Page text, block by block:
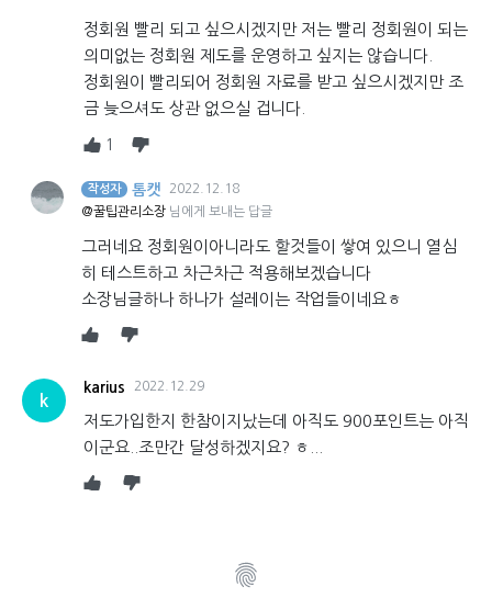
정회원 빨리 되고 싶으시겠지만 저는 빨리 정회원이 되는
의미없는 정회원 제도를 운영하고 싶지는 않습니다.
정회원이 빨리되어 정회원 자료를 받고 싶으시겠지만 조
금 늦으셔도 상관 없으실 겁니다.
1
작성자 톰캣
2022.12.18
@꿀팁관리소장 님에게 보내는 답글
그러네요 정회원이아니라도 할것들이 쌓여 있으니 열심
히 테스트하고 차근차근 적용해보겠습니다
소장님글하나 하나가 설레이는 작업들이네요ㅎ
k
karius 2022.12.29
저도가입한지 한참이지났는데 아직도 900포인트는 아직
이군요..조만간 달성하겠지요? ㅎ...